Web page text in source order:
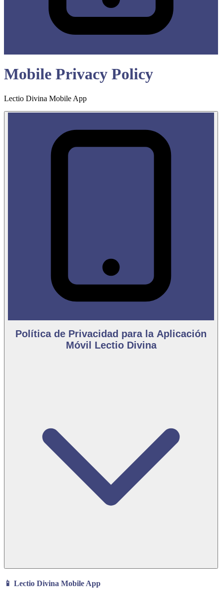
Mobile Privacy Policy
Lectio Divina Mobile App
Política de Privacidad para la Aplicación
Móvil Lectio Divina
📱 Lectio Divina Mobile App